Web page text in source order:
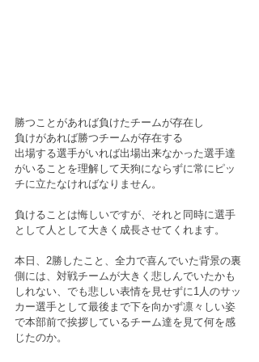
勝つことがあれば負けたチームが存在し
負けがあれば勝つチームが存在する
出場する選手がいれば出場出来なかった選手達
がいることを理解して天狗にならずに常にピッ
チに立たなければなりません。
負けることは悔しいですが、それと同時に選手
として人として大きく成長させてくれます。
本日、2勝したこと、全力で喜んでいた背景の裏
側には、対戦チームが大きく悲しんでいたかも
しれない、でも悲しい表情を見せずに1人のサッ
カー選手として最後まで下を向かず凛々しい姿
で本部前で挨拶しているチーム達を見て何を感
じたのか。